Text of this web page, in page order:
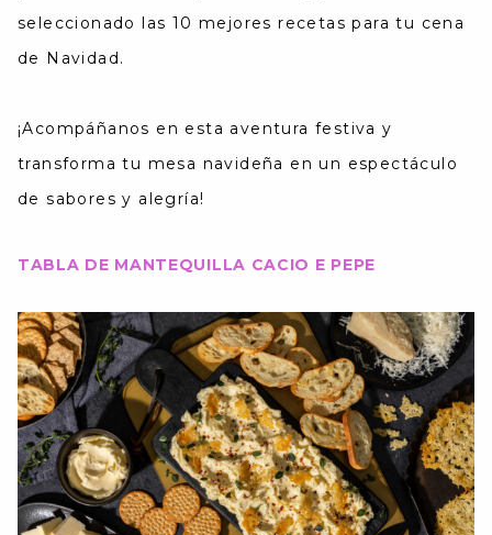
seleccionado las 10 mejores recetas para tu cena
de Navidad.
¡Acompáñanos en esta aventura festiva y
transforma tu mesa navideña en un espectáculo
de sabores y alegría!
TABLA DE MANTEQUILLA CACIO E PEPE